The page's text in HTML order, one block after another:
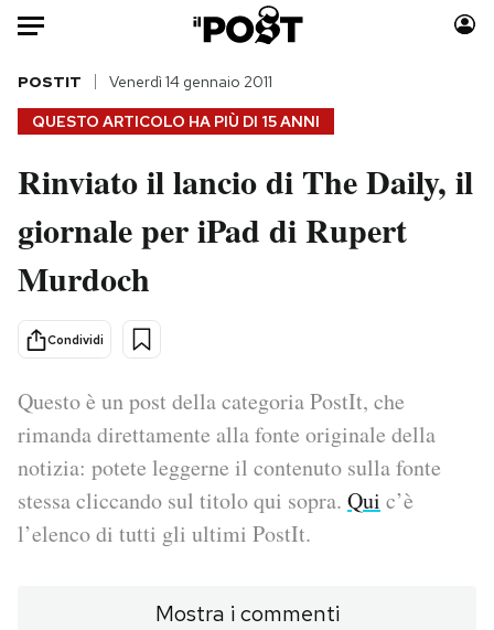
Auto
HOME
Italia
Politica
Tecnologia
Scienza
Economia
Sport
Moda
Consumismi
Altrecose
Mondiali calcio 2026
PODCAST
NEWSLETTER
QUESTO ARTICOLO HA PIÙ DI 15 ANNI
POSTIT Venerdì 14 gennaio 2011
Rinviato il lancio di The Daily, il
giornale per iPad di Rupert
Murdoch
Condividi
Questo è un post della categoria PostIt, che
rimanda direttamente alla fonte originale della
notizia: potete leggerne il contenuto sulla fonte
stessa cliccando sul titolo qui sopra. Qui c’è
l’elenco di tutti gli ultimi PostIt.
Mostra i commenti